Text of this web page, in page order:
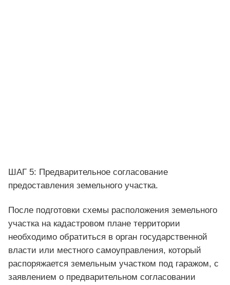
ШАГ 5: Предварительное согласование
предоставления земельного участка.
После подготовки схемы расположения земельного
участка на кадастровом плане территории
необходимо обратиться в орган государственной
власти или местного самоуправления, который
распоряжается земельным участком под гаражом, с
заявлением о предварительном согласовании